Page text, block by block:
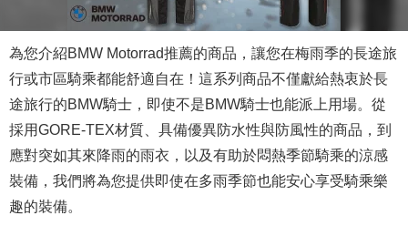
為您介紹BMW Motorrad推薦的商品，讓您在梅雨季的長途旅
行或市區騎乘都能舒適自在！這系列商品不僅獻給熱衷於長
途旅行的BMW騎士，即使不是BMW騎士也能派上用場。從
採用GORE-TEX材質、具備優異防水性與防風性的商品，到
應對突如其來降雨的雨衣，以及有助於悶熱季節騎乘的涼感
裝備，我們將為您提供即使在多雨季節也能安心享受騎乘樂
趣的裝備。